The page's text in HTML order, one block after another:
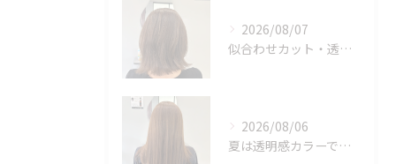
2026/08/07
似合わせカット・透明感カラーはASAMIにお任せください♪
2026/08/06
夏は透明感カラーでイメチェン♪ブリーチなしでも明るくできます！